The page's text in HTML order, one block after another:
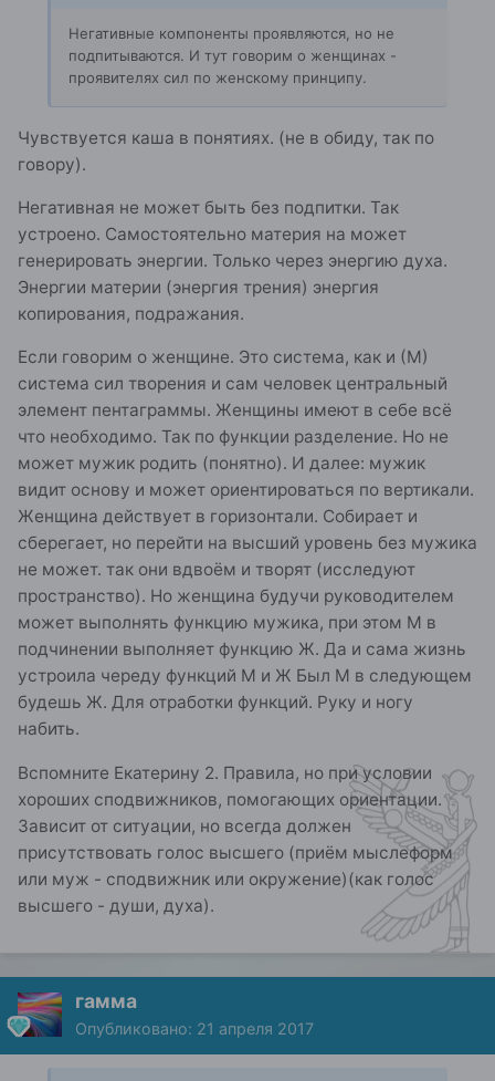
Негативные компоненты проявляются, но не
подпитываются. И тут говорим о женщинах -
проявителях сил по женскому принципу.
Чувствуется каша в понятиях. (не в обиду, так по
говору).
Негативная не может быть без подпитки. Так
устроено. Самостоятельно материя на может
генерировать энергии. Только через энергию духа.
Энергии материи (энергия трения) энергия
копирования, подражания.
Если говорим о женщине. Это система, как и (М)
система сил творения и сам человек центральный
элемент пентаграммы. Женщины имеют в себе всё
что необходимо. Так по функции разделение. Но не
может мужик родить (понятно). И далее: мужик
видит основу и может ориентироваться по вертикали.
Женщина действует в горизонтали. Собирает и
сберегает, но перейти на высший уровень без мужика
не может. так они вдвоём и творят (исследуют
пространство). Но женщина будучи руководителем
может выполнять функцию мужика, при этом М в
подчинении выполняет функцию Ж. Да и сама жизнь
устроила череду функций М и Ж Был М в следующем
будешь Ж. Для отработки функций. Руку и ногу
набить.
Вспомните Екатерину 2. Правила, но при условии
хороших сподвижников, помогающих ориентации.
Зависит от ситуации, но всегда должен
присутствовать голос высшего (приём мыслеформ
или муж - сподвижник или окружение)(как голос
высшего - души, духа).
гамма
Опубликовано: 21 апреля 2017